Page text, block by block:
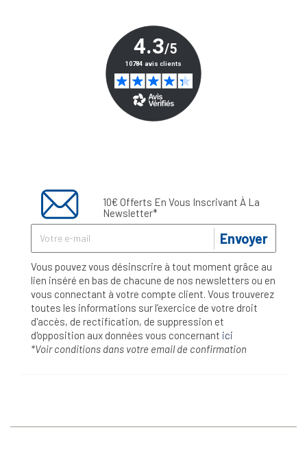
10€ Offerts En Vous Inscrivant À La
Newsletter*
Envoyer
Vous pouvez vous désinscrire à tout moment grâce au
lien inséré en bas de chacune de nos newsletters ou en
vous connectant à votre compte client. Vous trouverez
toutes les informations sur l’exercice de votre droit
d'accès, de rectification, de suppression et
d'opposition aux données vous concernant ici
*Voir conditions dans votre email de confirmation